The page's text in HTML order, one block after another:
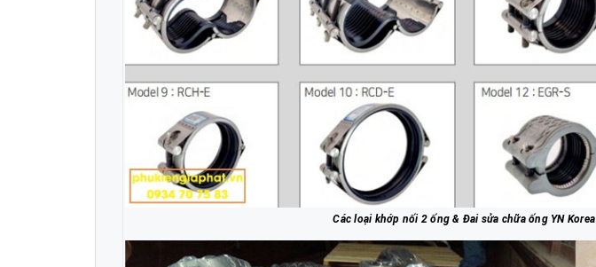
Các loại khớp nối 2 ống & Đai sửa chữa ống YN Korea